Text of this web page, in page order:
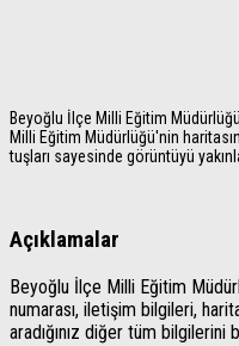
Beyoğlu İlçe Milli Eğitim
Milli Eğitim Müdürlüğü'nin
tuşları sayesinde görüntüyü
Açıklamalar
Beyoğlu İlçe Milli Eğitim
numarası, iletişim bilgileri,
aradığınız diğer tüm bilgilerini